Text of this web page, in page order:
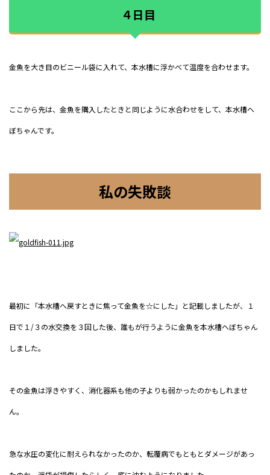
４日目
金魚を大き目のビニール袋に入れて、本水槽に浮かべて温度を合わせます。
ここから先は、金魚を購入したときと同じように水合わせをして、本水槽へ
ぼちゃんです。
私の失敗談
最初に「本水槽へ戻すときに焦って金魚を☆にした」と記載しましたが、１
日で１/３の水交換を３回した後、誰もが行うように金魚を本水槽へぼちゃん
しました。
その金魚は浮きやすく、消化器系も他の子よりも弱かったのかもしれませ
ん。
急な水圧の変化に耐えられなかったのか、転覆病でもともとダメージがあっ